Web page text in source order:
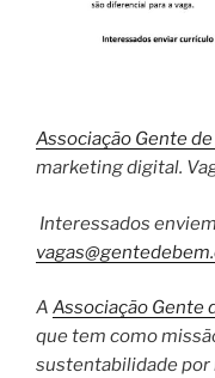
Associação Gente
marketing digital.
Interessados
A Associação Gente
que tem como
sustentabilidade por